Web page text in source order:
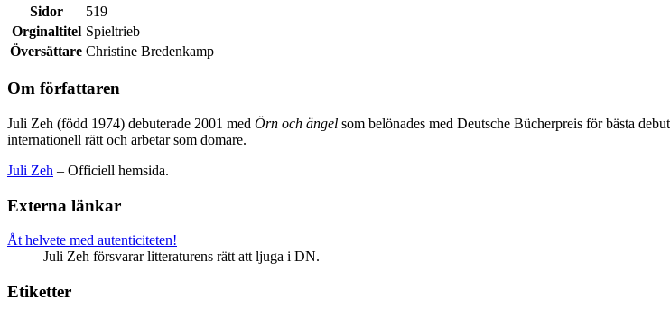
Sidor
519
Orginaltitel Spieltrieb
Översättare Christine Bredenkamp
Om författaren
Juli Zeh (född 1974) debuterade 2001 med Örn och ängel som belönades med Deutsche Bücherpreis för bästa
internationell rätt och arbetar som domare.
Juli Zeh – Officiell hemsida.
Externa länkar
Åt helvete med autenticiteten!
Juli Zeh försvarar litteraturens rätt att ljuga i DN.
Etiketter